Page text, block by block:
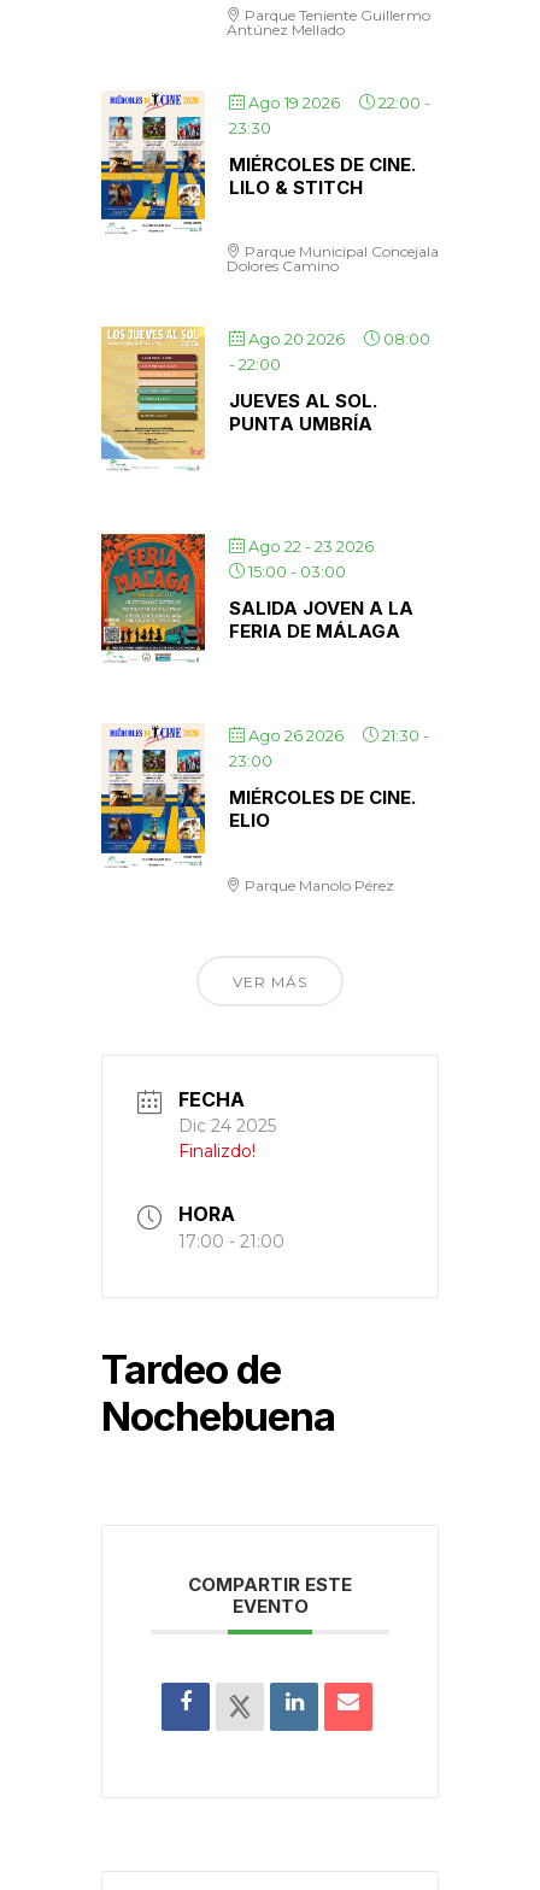
Parque Teniente Guillermo
Antúnez Mellado
Ago 19 2026 22:00 -
23:30
MIÉRCOLES DE CINE.
LILO & STITCH
Parque Municipal Concejala
Dolores Camino
Ago 20 2026
08:00
-22:00
JUEVES AL SOL.
PUNTA UMBRÍA
Ago 22 - 23 2026
15:00 - 03:00
SALIDA JOVEN A LA
FERIA DE MÁLAGA
Ago 26 2026 21:30 -
23:00
MIÉRCOLES DE CINE.
ELIO
Parque Manolo Pérez
VER MÁS
FECHA
Dic 24 2025
Finalizdo!
HORA
17:00 - 21:00
Tardeo de
Nochebuena
COMPARTIR ESTE
EVENTO